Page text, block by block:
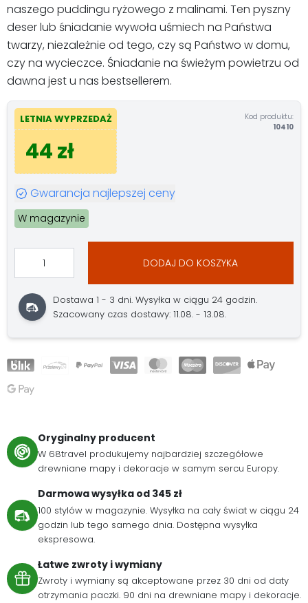
naszego puddingu ryżowego z malinami. Ten pyszny
deser lub śniadanie wywoła uśmiech na Państwa
twarzy, niezależnie od tego, czy są Państwo w domu,
czy na wycieczce. Śniadanie na świeżym powietrzu od
dawna jest u nas bestsellerem.
LETNIA WYPRZEDAŻ
44 zł
Kod produktu:
10410
Gwarancja najlepszej ceny
W magazynie
DODAJ DO KOSZYKA
Dostawa 1 - 3 dni. Wysyłka w ciągu 24 godzin.
Szacowany czas dostawy: 11.08. - 13.08.
Oryginalny producent
W 68travel produkujemy najbardziej szczegółowe
drewniane mapy i dekoracje w samym sercu Europy.
Darmowa wysyłka od 345 zł
100 stylów w magazynie. Wysyłka na cały świat w ciągu 24
godzin lub tego samego dnia. Dostępna wysyłka
ekspresowa.
Łatwe zwroty i wymiany
Zwroty i wymiany są akceptowane przez 30 dni od daty
otrzymania paczki. 90 dni na drewniane mapy i dekoracje.